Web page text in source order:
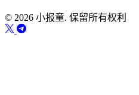
© 2026 小报童. 保留所有权利